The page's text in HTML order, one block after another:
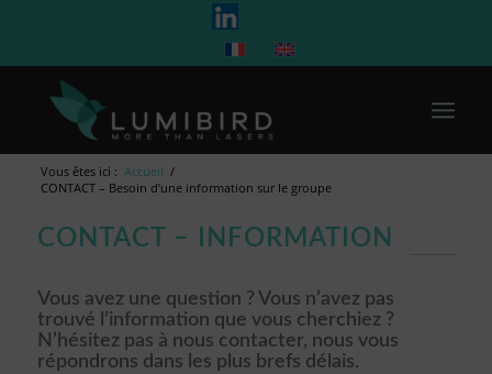
Vous êtes ici : Accueil /
CONTACT – Besoin d’une information sur le groupe
CONTACT – INFORMATION
Vous avez une question ? Vous n’avez pas
trouvé l’information que vous cherchiez ?
N’hésitez pas à nous contacter, nous vous
répondrons dans les plus brefs délais.